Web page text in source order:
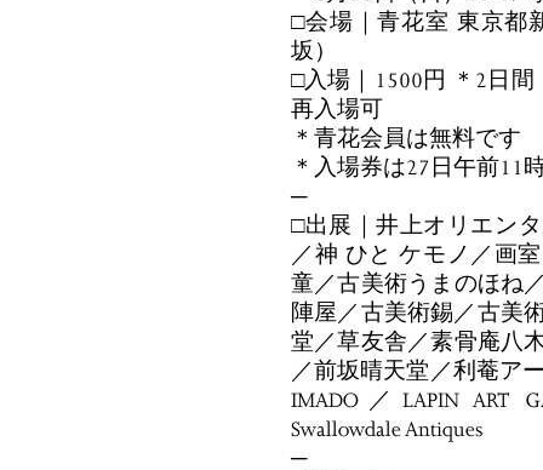
□会場｜青花室 東京都
坂）
□入場｜1500円 ＊2日
再入場可
＊青花会員は無料です
＊入場券は27日午前11
─
□出展｜井上オリエン
／神 ひと ケモノ／画
童／古美術うまのほね
陣屋／古美術錫／古美
堂／草友舎／素骨庵八
／前坂晴天堂／利菴ア
IMADO／LAPIN ART
Swallowdale Antiques
─